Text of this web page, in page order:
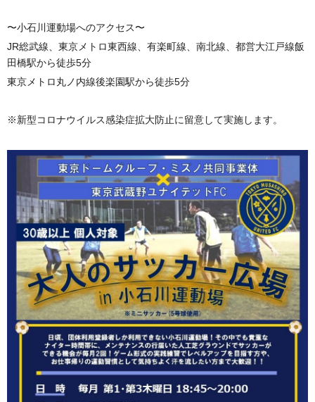
〜小石川運動場へのアクセス〜
JR総武線、東京メトロ東西線、有楽町線、南北線、都営大江戸線飯
田橋駅から徒歩5分
東京メトロ丸ノ内線後楽園駅から徒歩5分
※新型コロナウイルス感染症拡大防止に留意して実施します。